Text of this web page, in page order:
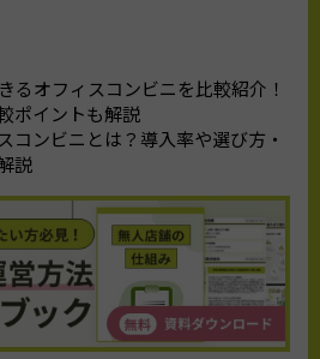
るオフィスコンビニを比較紹介！
ポイントも解説
コンビニとは？導入率や選び方・
説